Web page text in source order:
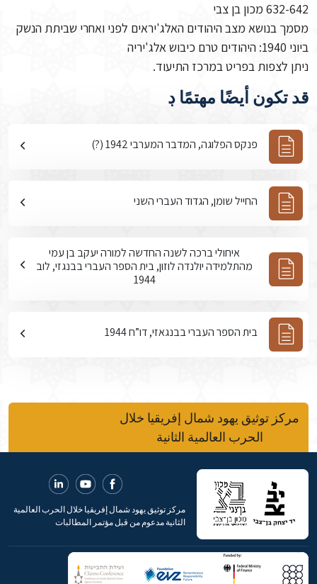
632-642 מכון בן צבי
מסמך בנושא מצב היהודים האלג'יראים לפני ואחרי שביתת הנשק
ביוני 1940: היהודים טרם כיבוש אלג'יריה
ניתן לצפות בפריט במרכז התיעוד.
قد تكون أيضًا مهتمًا ڊ
פנקס הפלוגה, המדבר המערבי 1942 (?)
החייל שומן, הגדוד העברי השני
איחולי ברכה לשנה החדשה למורה יעקב בן עמי
מהתלמידה יולנדה לוזון, בית הספר העברי בבנגזי, לוב
1944
בית הספר העברי בבנגאזי, דו”ח 1944
مركز توثيق يهود شمال إفريقيا خلال
الحرب العالمية الثانية
مركز توثيق يهود شمال إفريقيا خلال الحرب العالمية
الثانية مدعوم من قبل مؤتمر المطالبات